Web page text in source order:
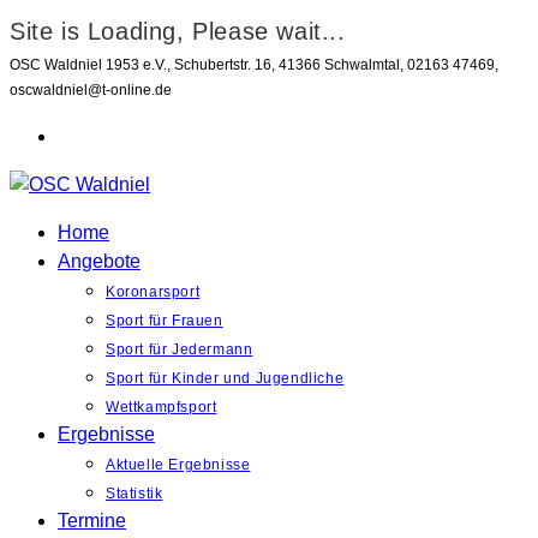
Site is Loading, Please wait...
Zum
Inhalt
OSC Waldniel 1953 e.V., Schubertstr. 16, 41366 Schwalmtal, 02163 47469,
oscwaldniel@t-online.de
Home
Angebote
Koronarsport
Sport für Frauen
Sport für Jedermann
Sport für Kinder und Jugendliche
Wettkampfsport
Ergebnisse
Aktuelle Ergebnisse
Statistik
Termine